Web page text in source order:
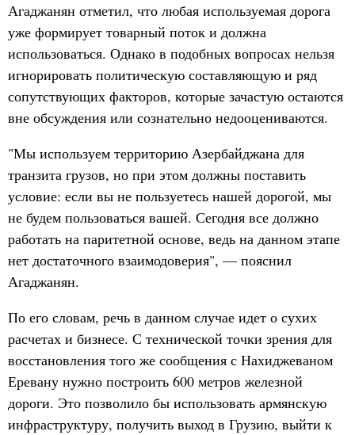
Агаджанян отметил, что любая используемая дорога
уже формирует товарный поток и должна
использоваться. Однако в подобных вопросах нельзя
игнорировать политическую составляющую и ряд
сопутствующих факторов, которые зачастую остаются
вне обсуждения или сознательно недооцениваются.
"Мы используем территорию Азербайджана для
транзита грузов, но при этом должны поставить
условие: если вы не пользуетесь нашей дорогой, мы
не будем пользоваться вашей. Сегодня все должно
работать на паритетной основе, ведь на данном этапе
нет достаточного взаимодоверия", — пояснил
Агаджанян.
По его словам, речь в данном случае идет о сухих
расчетах и бизнесе. С технической точки зрения для
восстановления того же сообщения с Нахиджеваном
Еревану нужно построить 600 метров железной
дороги. Это позволило бы использовать армянскую
инфраструктуру, получить выход в Грузию, выйти к